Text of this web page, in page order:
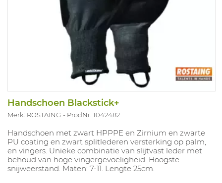
Handschoen Blackstick+
Merk: ROSTAING ProdNr. 1042482
Handschoen met zwart HPPPE en Zirnium en zwarte
PU coating en zwart splitlederen versterking op palm,
en vingers. Unieke combinatie van slijtvast leder met
behoud van hoge vingergevoeligheid. Hoogste
snijweerstand. Maten: 7-11. Lengte 25cm.